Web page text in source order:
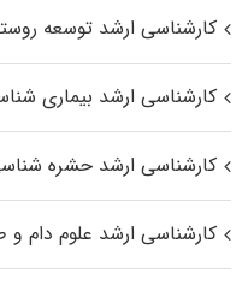
کارشناسی ارشد توسعه
کارشناسی ارشد بیماری‌
کارشناسی ارشد حشره‌
کارشناسی ارشد علوم دام و